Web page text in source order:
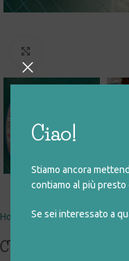
Ciao!
Stiamo ancora
contiamo al più
Se sei interessato a
Home giocattoli rigenerati
CYBEAR LAPTOP